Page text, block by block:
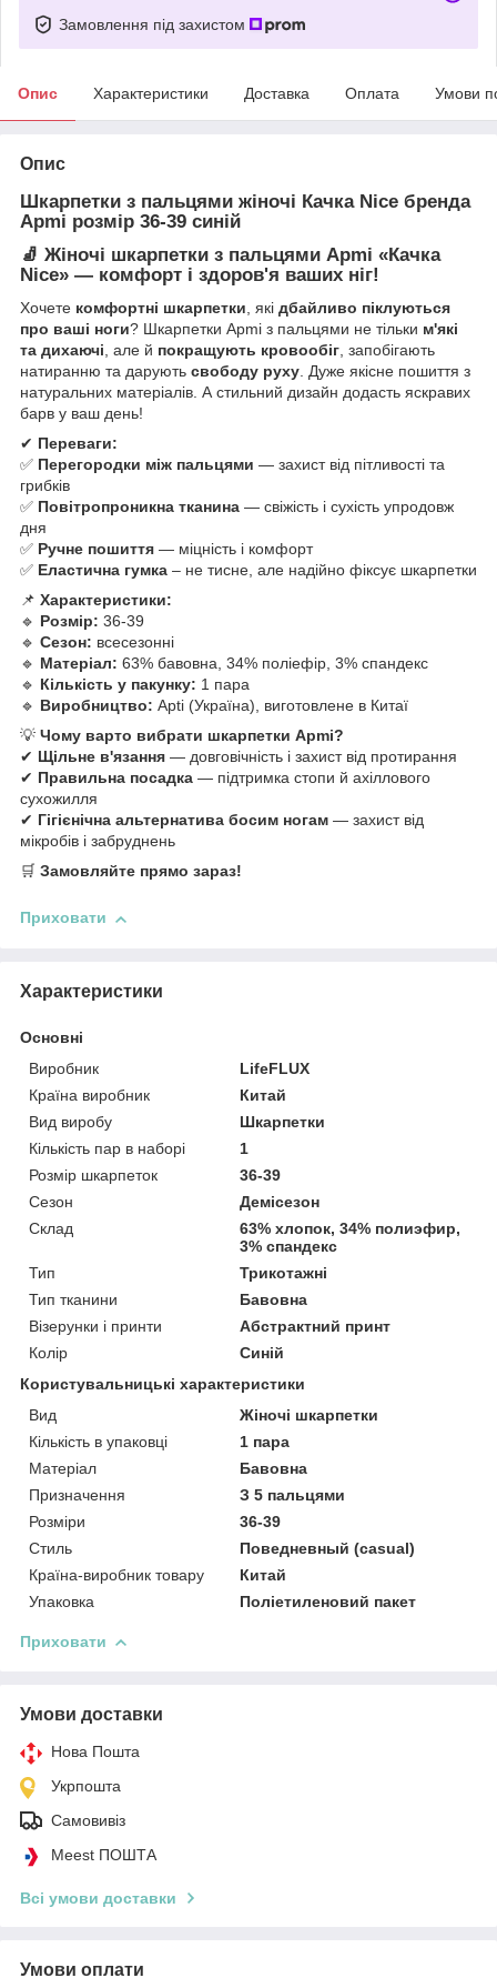
Замовлення під захистом
Опис Характеристики Доставка Оплата Умови
Опис
Шкарпетки з пальцями жіночі Качка Nice бренда
Apmi розмір 36-39 синій
🧦 Жіночі шкарпетки з пальцями Apmi «Качка
Nice» — комфорт і здоров'я ваших ніг!
Хочете комфортні шкарпетки, які дбайливо піклуються
про ваші ноги? Шкарпетки Apmi з пальцями не тільки м'які
та дихаючі, але й покращують кровообіг, запобігають
натиранню та дарують свободу руху. Дуже якісне пошиття з
натуральних матеріалів. А стильний дизайн додасть яскравих
барв у ваш день!
✔ Переваги:
✅ Перегородки між пальцями — захист від пітливості та
грибків
✅ Повітропроникна тканина — свіжість і сухість упродовж
дня
✅ Ручне пошиття — міцність і комфорт
✅ Еластична гумка – не тисне, але надійно фіксує шкарпетки
📌 Характеристики:
🔹 Розмір: 36-39
🔹 Сезон: всесезонні
🔹 Матеріал: 63% бавовна, 34% поліефір, 3% спандекс
🔹 Кількість у пакунку: 1 пара
🔹 Виробництво: Apti (Україна), виготовлене в Китаї
💡 Чому варто вибрати шкарпетки Apmi?
✔ Щільне в'язання — довговічність і захист від протирання
✔ Правильна посадка — підтримка стопи й ахіллового
сухожилля
✔ Гігієнічна альтернатива босим ногам — захист від
мікробів і забруднень
🛒 Замовляйте прямо зараз!
Приховати
Характеристики
Основні
Виробник
LifeFLUX
Країна виробник
Китай
Вид виробу
Шкарпетки
Кількість пар в наборі
1
Розмір шкарпеток
36-39
Сезон
Демісезон
Склад
63% хлопок, 34% полиэфир,
3% спандекс
Тип
Трикотажні
Тип тканини
Бавовна
Візерунки і принти
Абстрактний принт
Колір
Синій
Користувальницькі характеристики
Вид
Жіночі шкарпетки
Кількість в упаковці
1 пара
Матеріал
Бавовна
Призначення
З 5 пальцями
Розміри
36-39
Стиль
Поведневный (casual)
Країна-виробник товару
Китай
Упаковка
Поліетиленовий пакет
Приховати
Умови доставки
Нова Пошта
Укрпошта
Самовивіз
Meest ПОШТА
Всі умови доставки
Умови оплати